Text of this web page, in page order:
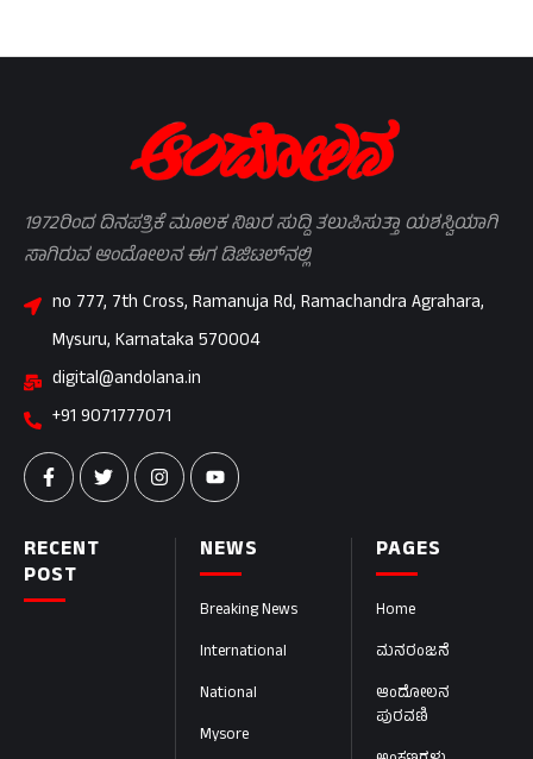
PAGES
Home
ಮನರಂಜನೆ
ಆಂದೋಲನ
ಪುರವಣಿ
NEWS
Breaking News
International
National
Mysore
RECENT
POST
1972ರಿಂದ ದಿನಪತ್ರಿಕೆ ಮೂಲಕ ನಿಖರ ಸುದ್ದಿ ತಲುಪಿಸುತ್ತಾ ಯಶಸ್ವಿಯಾಗಿ
ಸಾಗಿರುವ ಆಂದೋಲನ ಈಗ ಡಿಜಿಟಲ್‌ನಲ್ಲಿ
no 777, 7th Cross, Ramanuja Rd, Ramachandra Agrahara,
Mysuru, Karnataka 570004
digital@andolana.in
+91 9071777071